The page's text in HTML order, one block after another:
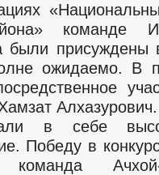
команде
были
ожидаемо. В
Алхазурович.
в себе
Победу в
Ачхой-